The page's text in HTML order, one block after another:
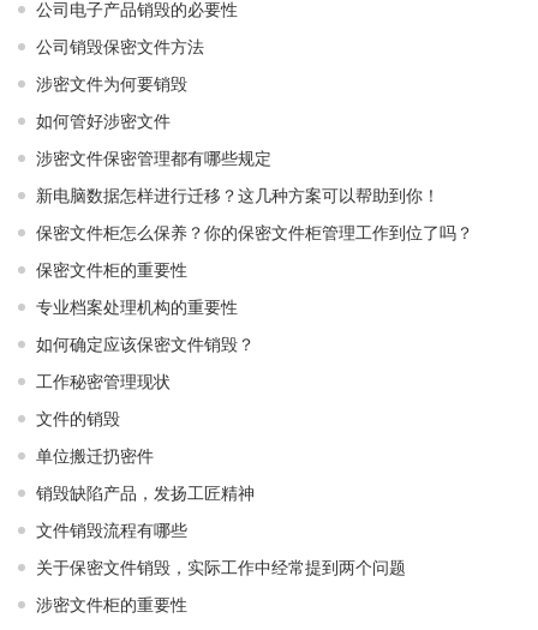
公司电子产品销毁的必要性
公司销毁保密文件方法
涉密文件为何要销毁
如何管好涉密文件
涉密文件保密管理都有哪些规定
新电脑数据怎样进行迁移？这几种方案可以帮助到你！
保密文件柜怎么保养？你的保密文件柜管理工作到位了吗？
保密文件柜的重要性
专业档案处理机构的重要性
如何确定应该保密文件销毁？
工作秘密管理现状
文件的销毁
单位搬迁扔密件
销毁缺陷产品，发扬工匠精神
文件销毁流程有哪些
关于保密文件销毁，实际工作中经常提到两个问题
涉密文件柜的重要性